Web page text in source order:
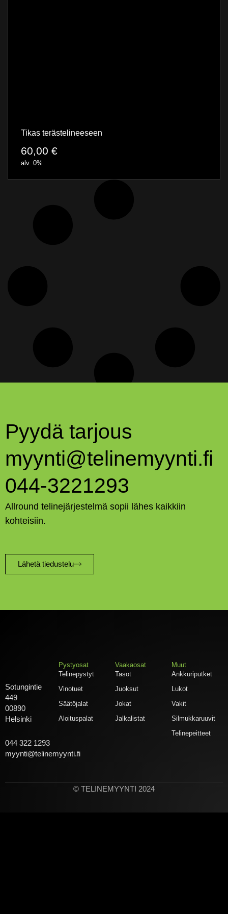
Tikas terästelineeseen
60,00 €
alv. 0%
Pyydä tarjous
myynti@telinemyynti.fi
044-3221293
Allround telinejärjestelmä sopii lähes kaikkiin
kohteisiin.
Lähetä tiedustelu
Sotungintie
449
00890
Helsinki
044 322 1293
myynti@telinemyynti.fi
Pystyosat
Telinepystyt
Vinotuet
Säätöjalat
Aloituspalat
Vaakaosat
Tasot
Juoksut
Jokat
Jalkalistat
Muut
Ankkuriputket
Lukot
Vakit
Silmukkaruuvit
Telinepeitteet
© TELINEMYYNTI 2024